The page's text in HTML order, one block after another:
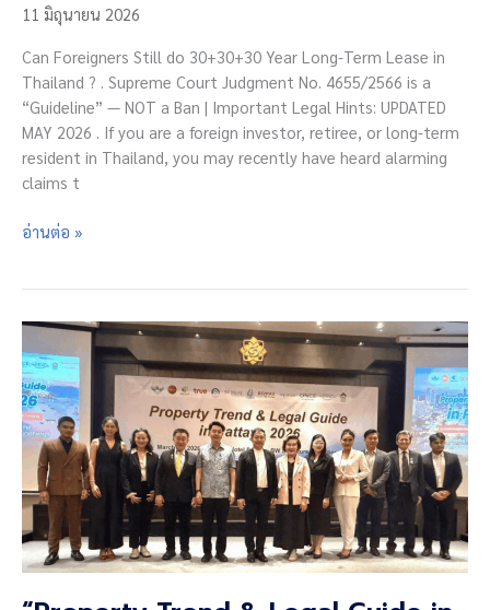
11 มิถุนายน 2026
Can Foreigners Still do 30+30+30 Year Long-Term Lease in
Thailand ? . Supreme Court Judgment No. 4655/2566 is a
“Guideline” — NOT a Ban | Important Legal Hints: UPDATED
MAY 2026 . If you are a foreign investor, retiree, or long-term
resident in Thailand, you may recently have heard alarming
claims t
Can
30+30+30
Year
Long-
Term
Lease
Thailand
อ่านต่อ »